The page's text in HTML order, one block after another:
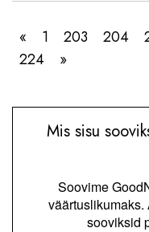
« 1 203 204
224
»
Mis sisu
Soovime
sooviksid